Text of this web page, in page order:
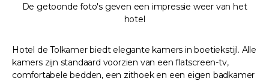
De getoonde foto's geven een impressie weer van het
hotel
Hotel de Tolkamer biedt elegante kamers in boetiekstijl. Alle
kamers zijn standaard voorzien van een flatscreen-tv,
comfortabele bedden, een zithoek en een eigen badkamer